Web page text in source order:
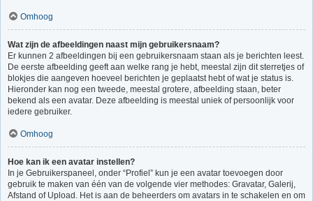
Omhoog
Wat zijn de afbeeldingen naast mijn gebruikersnaam?
Er kunnen 2 afbeeldingen bij een gebruikersnaam staan als je berichten leest.
De eerste afbeelding geeft aan welke rang je hebt, meestal zijn dit sterretjes of
blokjes die aangeven hoeveel berichten je geplaatst hebt of wat je status is.
Hieronder kan nog een tweede, meestal grotere, afbeelding staan, beter
bekend als een avatar. Deze afbeelding is meestal uniek of persoonlijk voor
iedere gebruiker.
Omhoog
Hoe kan ik een avatar instellen?
In je Gebruikerspaneel, onder “Profiel” kun je een avatar toevoegen door
gebruik te maken van één van de volgende vier methodes: Gravatar, Galerij,
Afstand of Upload. Het is aan de beheerders om avatars in te schakelen en om